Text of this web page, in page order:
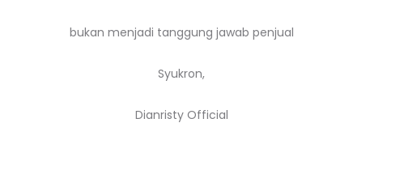
bukan menjadi tanggung jawab penjual
Syukron,
Dianristy Official